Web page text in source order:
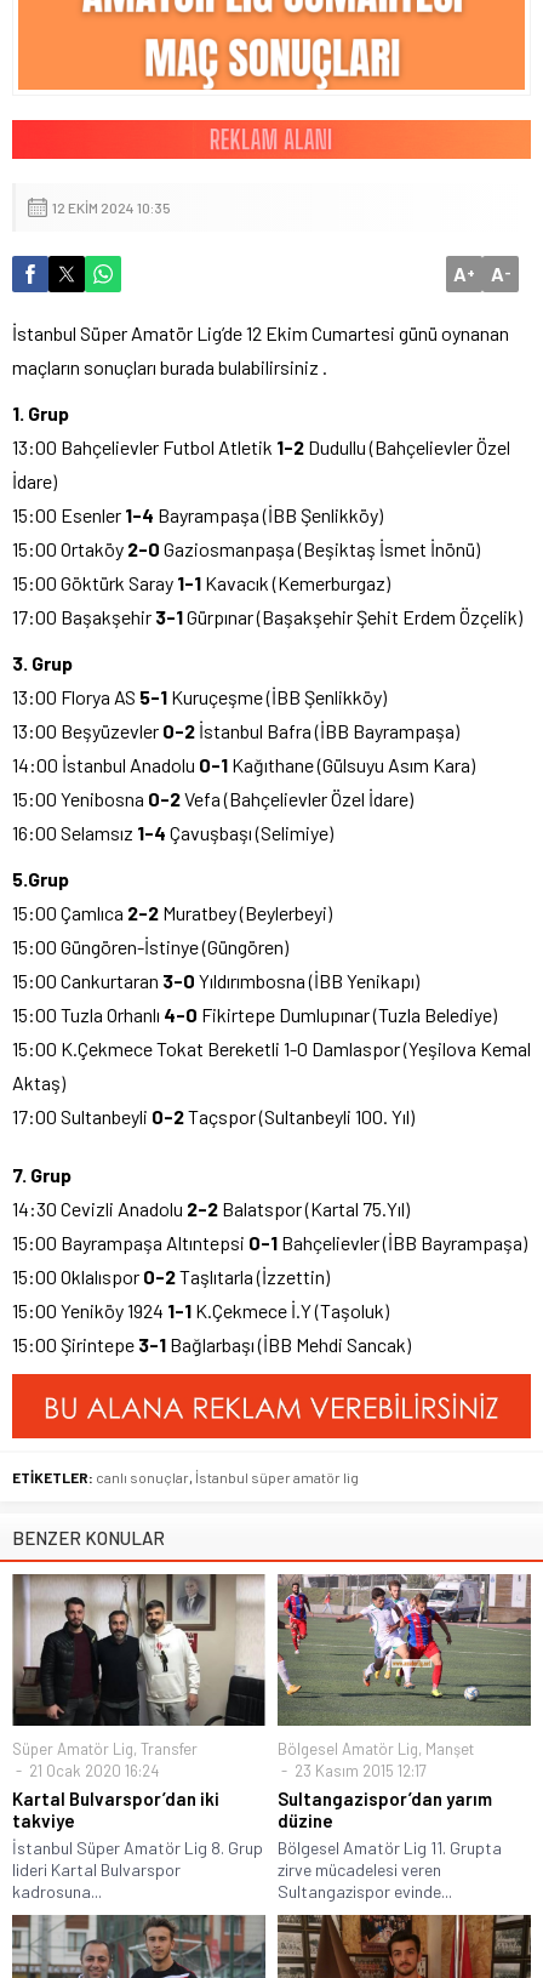
12 EKIM 2024 10:35
A+ A-
İstanbul Süper Amatör Lig’de 12 Ekim Cumartesi günü oynanan
maçların sonuçları burada bulabilirsiniz .
1. Grup
13:00 Bahçelievler Futbol Atletik 1-2 Dudullu (Bahçelievler Özel
İdare)
15:00 Esenler 1-4 Bayrampaşa (İBB Şenlikköy)
15:00 Ortaköy 2-0 Gaziosmanpaşa (Beşiktaş İsmet İnönü)
15:00 Göktürk Saray 1-1 Kavacık (Kemerburgaz)
17:00 Başakşehir 3-1Gürpınar (Başakşehir Şehit Erdem Özçelik)
3. Grup
13:00 Florya AS 5-1 Kuruçeşme (İBB Şenlikköy)
13:00 Beşyüzevler 0-2 İstanbul Bafra (İBB Bayrampaşa)
14:00 İstanbul Anadolu 0-1 Kağıthane (Gülsuyu Asım Kara)
15:00 Yenibosna 0-2Vefa (Bahçelievler Özel İdare)
16:00 Selamsız 1-4 Çavuşbaşı (Selimiye)
5.Grup
15:00 Çamlıca 2-2 Muratbey (Beylerbeyi)
15:00 Güngören-İstinye (Güngören)
15:00 Cankurtaran 3-0 Yıldırımbosna (İBB Yenikapı)
15:00 Tuzla Orhanlı 4-0 Fikirtepe Dumlupınar (Tuzla Belediye)
15:00 K.Çekmece Tokat Bereketli 1-0 Damlaspor (Yeşilova Kemal
Aktaş)
17:00 Sultanbeyli 0-2Taçspor (Sultanbeyli 100. Yıl)
7. Grup
14:30 Cevizli Anadolu 2-2 Balatspor (Kartal 75.Yıl)
15:00 Bayrampaşa Altıntepsi 0-1 Bahçelievler (İBB Bayrampaşa)
15:00 Oklalıspor 0-2Taşlıtarla (İzzettin)
15:00 Yeniköy 1924 1-1 K.Çekmece İ.Y (Taşoluk)
15:00 Şirintepe 3-1 Bağlarbaşı (İBB Mehdi Sancak)
ETİKETLER: canlı sonuçlar İstanbul süper amatör lig
BENZER KONULAR
Süper Amatör Lig, Transfer
21 Ocak 2020 16:24
Kartal Bulvarspor’dan iki
takviye
İstanbul Süper Amatör Lig 8. Grup
lideri Kartal Bulvarspor
kadrosuna...
Bölgesel Amatör Lig, Manşet
23 Kasım 2015 12:17
Sultangazispor’dan yarım
düzine
Bölgesel Amatör Lig 11. Grupta
zirve mücadelesi veren
Sultangazispor evinde...